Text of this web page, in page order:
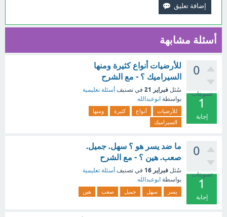
أسئلة مشابهة
0
تصويتات
1
إجابة
للأرضيات أنواع كثيرة ومنها
السيراميك ؟ - مع الشرح
سُئل فبراير 21 في تصنيف أسئلة تعليمية
بواسطة ابوعبدالله
للأرضيات أنواع كثيرة
ومنها
السيراميك
0
تصويتات
1
إجابة
ما ضد يسر هو ؟ سهل. جميل.
صعب. هين ؟ - مع الشرح
سُئل فبراير 16 في تصنيف أسئلة تعليمية
بواسطة ابوعبدالله
يسر سهل جميل صعب هين